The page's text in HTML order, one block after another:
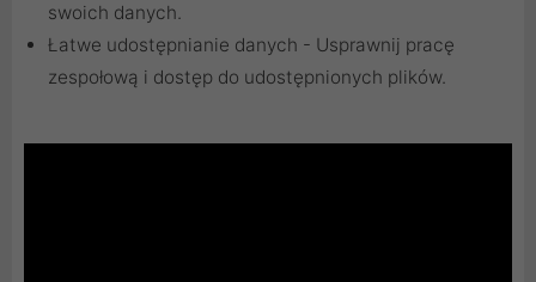
swoich danych.
Łatwe udostępnianie danych - Usprawnij pracę
zespołową i dostęp do udostępnionych plików.